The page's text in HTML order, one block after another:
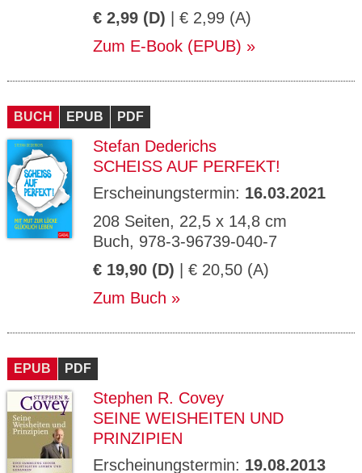
€ 2,99 (D) | € 2,99 (A)
Zum E-Book (EPUB)
BUCH EPUB PDF
Stefan Dederichs
SCHEISS AUF PERFEKT!
Erscheinungstermin: 16.03.2021
208 Seiten, 22,5 x 14,8 cm
Buch, 978-3-96739-040-7
€ 19,90 (D) | € 20,50 (A)
Zum Buch
EPUB PDF
Stephen R. Covey
SEINE WEISHEITEN UND
PRINZIPIEN
Erscheinungstermin: 19.08.2013